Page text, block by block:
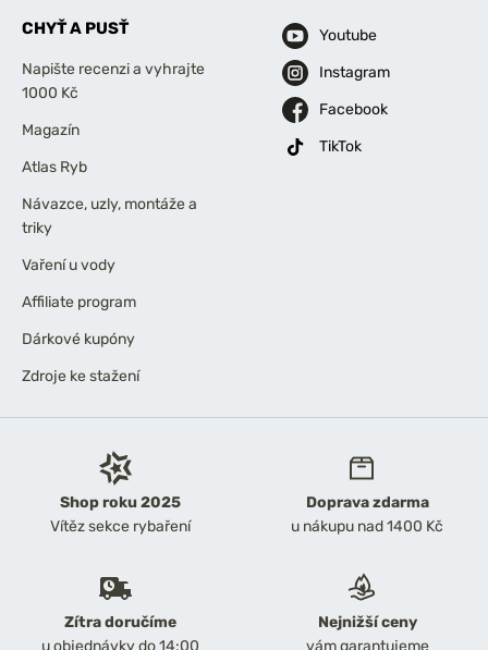
Shop roku 2025
Vítěz sekce rybaření
Doprava zdarma
u nákupu nad 1400 Kč
Zítra doručíme
u objednávky do 14:00
Nejnižší ceny
vám garantujeme
CHYŤ A PUSŤ
Napište recenzi a vyhrajte
1000 Kč
Magazín
Atlas Ryb
Návazce, uzly, montáže a
triky
Vaření u vody
Affiliate program
Dárkové kupóny
Zdroje ke stažení
Youtube
Instagram
Facebook
TikTok